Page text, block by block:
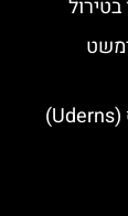
מלונות מומלצים באודרנס (Uderns)